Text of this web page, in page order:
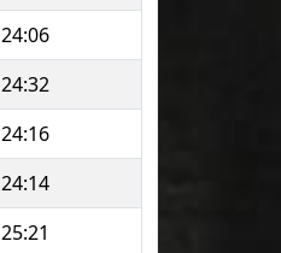
24:06
24:32
24:16
24:14
25:21